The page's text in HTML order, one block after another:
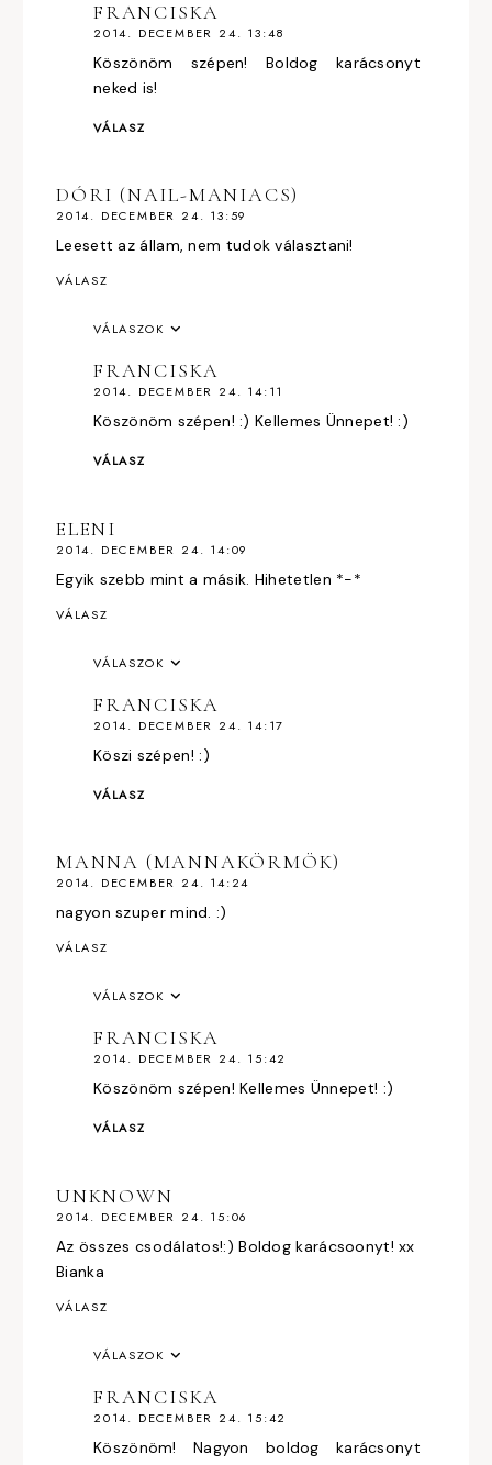
FRANCISKA
2014. DECEMBER 24. 13:48
Köszönöm szépen! Boldog karácsonyt
neked is!
VÁLASZ
DÓRI (NAIL-MANIACS)
2014. DECEMBER 24. 13:59
Leesett az állam, nem tudok választani!
VÁLASZ
VÁLASZOK
FRANCISKA
2014. DECEMBER 24. 14:11
Köszönöm szépen! :) Kellemes Ünnepet! :)
VÁLASZ
ELENI
2014. DECEMBER 24. 14:09
Egyik szebb mint a másik. Hihetetlen *-*
VÁLASZ
VÁLASZOK
FRANCISKA
2014. DECEMBER 24. 14:17
Köszi szépen! :)
VÁLASZ
MANNA (MANNAKÖRMÖK)
2014. DECEMBER 24. 14:24
nagyon szuper mind. :)
VÁLASZ
VÁLASZOK
FRANCISKA
2014. DECEMBER 24. 15:42
Köszönöm szépen! Kellemes Ünnepet! :)
VÁLASZ
UNKNOWN
2014. DECEMBER 24. 15:06
Az összes csodálatos!:) Boldog karácsoonyt! xx
Bianka
VÁLASZ
VÁLASZOK
FRANCISKA
2014. DECEMBER 24. 15:42
Köszönöm! Nagyon boldog karácsonyt